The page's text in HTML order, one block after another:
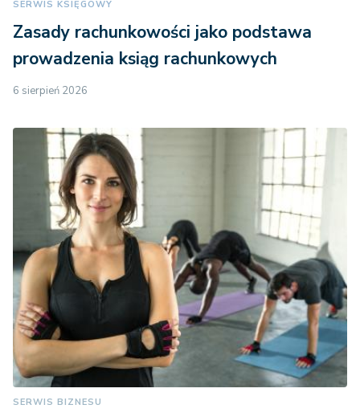
SERWIS KSIĘGOWY
Zasady rachunkowości jako podstawa
prowadzenia ksiąg rachunkowych
6 sierpień 2026
SERWIS BIZNESU